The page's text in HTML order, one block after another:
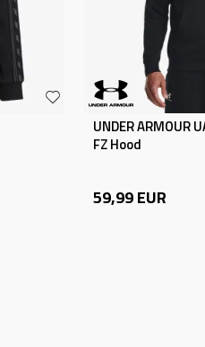
UNDER ARMOUR
FZ Hood
59,99EUR